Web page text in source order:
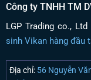
Công ty TNHH TM
LGP Trading co., Ltd
sinh Vikan hàng đầu
Địa chỉ:56 Nguyễn